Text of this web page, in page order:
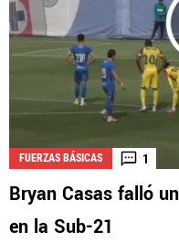
FUERZAS BÁSICAS 1
Bryan Casas falló
en la Sub-21